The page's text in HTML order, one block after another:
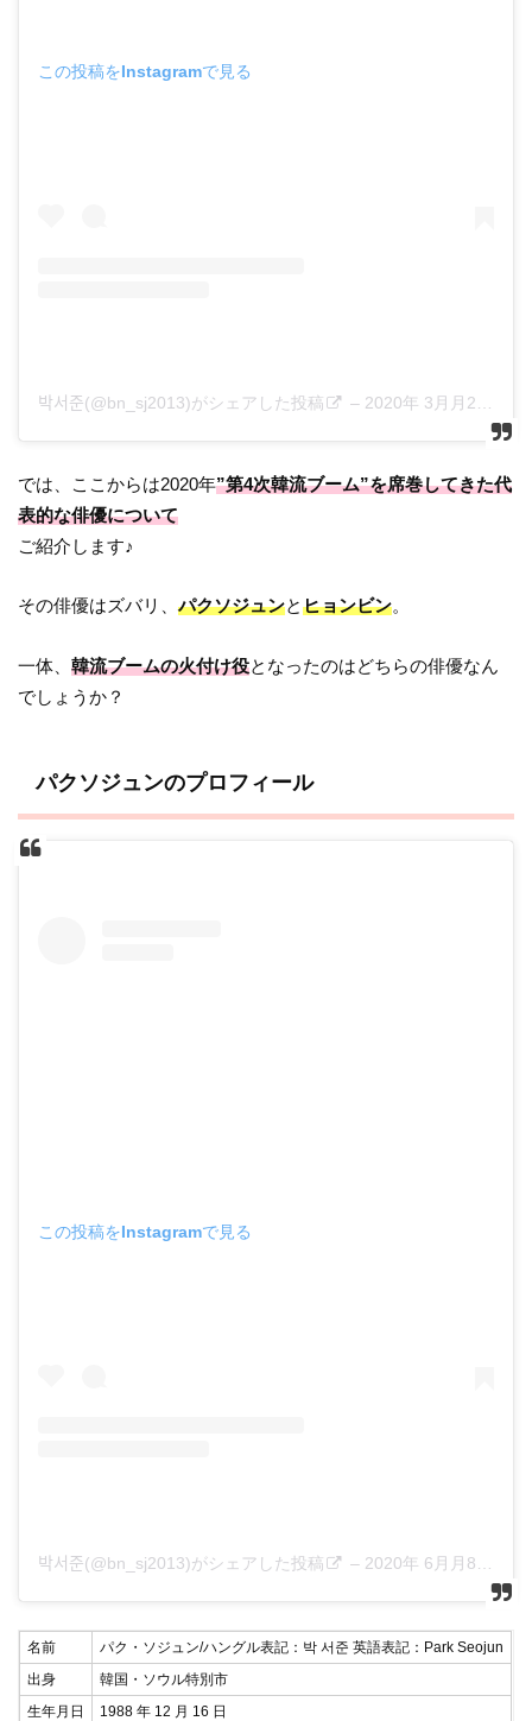
この投稿をInstagramで見る
박서준(@bn_sj2013)がシェアした投稿 – 2020年 3月月22日午前6時50分PDT
では、ここからは2020年”第4次韓流ブーム”を席巻してきた代
表的な俳優について
ご紹介します♪
その俳優はズバリ、パクソジュンとヒョンビン。
一体、韓流ブームの火付け役となったのはどちらの俳優なん
でしょうか？
パクソジュンのプロフィール
この投稿をInstagramで見る
박서준(@bn_sj2013)がシェアした投稿 – 2020年 6月月8日午後8時43分PDT
名前
パク・ソジュン/ハングル表記：박 서준 英語表記：Park Seojun
出身
韓国・ソウル特別市
生年月日
1988 年 12 月 16 日